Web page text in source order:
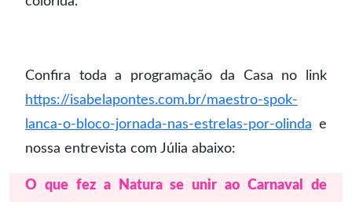
Confira toda a programação da Casa no link
https://isabelapontes.com.br/maestro-spok-
lanca-o-bloco-jornada-nas-estrelas-por-olinda e
nossa entrevista com Júlia abaixo:
O que fez a Natura se unir ao Carnaval de